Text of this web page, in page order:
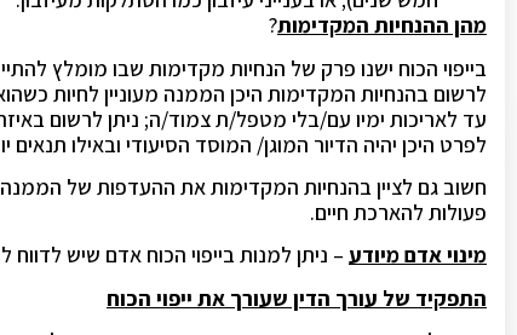
מהן ההנחיות המקדימות?
בייפוי הכוח ישנו פרק של הנחיות מקדימות שבו מומלץ
לרשום בהנחיות המקדימות היכן הממנה מעוניין לחיות
עד לאריכות ימיו עם/בלי מטפל/ת צמוד/ה; ניתן לרשום
לפרט היכן יהיה הדיור המוגן/ המוסד הסיעודי ובאילו
חשוב גם לציין בהנחיות המקדימות את ההעדפות של
פעולות להארכת חיים.
מינוי אדם מיודע – ניתן למנות בייפוי הכוח אדם שיש
התפקיד של עורך הדין שעורך את ייפוי הכוח